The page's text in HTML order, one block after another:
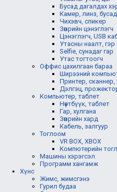
Бусад дагалдах
Камер, линз, бусад
Чихэвч, спикер
Зөөврийн цэнэглэгч
Цэнэглэгч, USB
Утасны наалт, гэр
Selfie, сунадаг гар
Утас тогтоогч
Оффис цахилгаан бараа
Ширээний
Принтер, сканнер,
Дэлгэц,
Компьютер, таблет
Нөүтбүүк, таблет
Гар, хулгана
Зөөврийн хард
Кабель, залгуур
Тоглоом
VR BOX, XBOX
Компютерийн
Машины хэрэгсэл
Программ хангамж
Хүнс
Жимс, жимсгэнэ
Гурил будаа